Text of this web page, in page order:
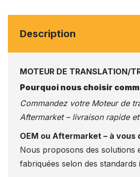
Description
MOTEUR DE TRANSLATION/
Pourquoi nous choisir
Commandez votre Moteur de
Aftermarket – livraison rapide
OEM ou Aftermarket – à vous
Nous proposons des solutions
fabriquées selon des standards